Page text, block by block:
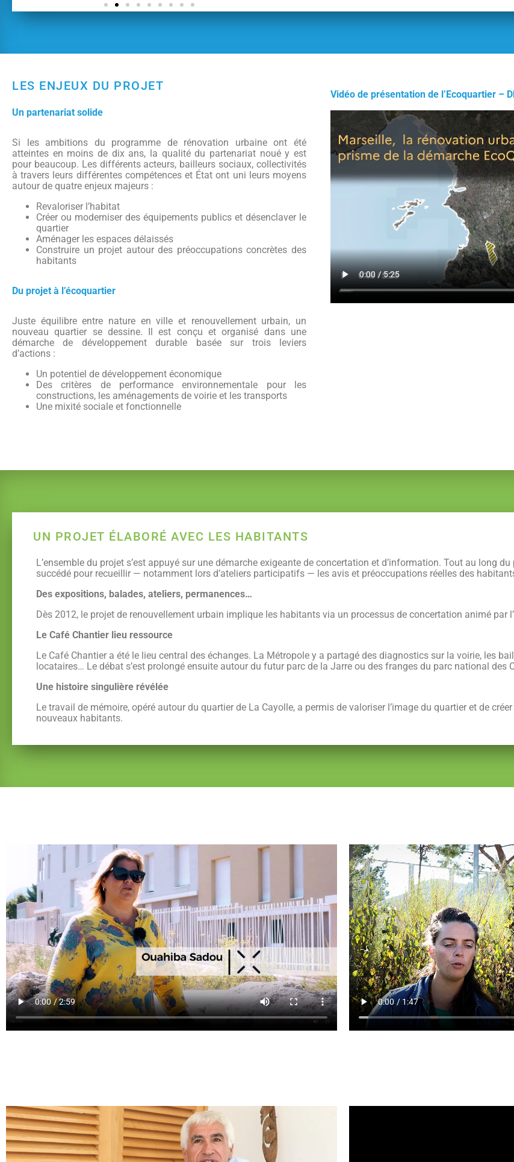
LES ENJEUX DU PROJET
Un partenariat solide
Si les ambitions du programme de rénovation urbaine ont été
atteintes en moins de dix ans, la qualité du partenariat noué y est
pour beaucoup. Les différents acteurs, bailleurs sociaux, collectivités
à travers leurs différentes compétences et État ont uni leurs moyens
autour de quatre enjeux majeurs :
Revaloriser l’habitat
Créer ou moderniser des équipements publics et désenclaver le
quartier
Aménager les espaces délaissés
Construire un projet autour des préoccupations concrètes des
habitants
Du projet à l’écoquartier
Juste équilibre entre nature en ville et renouvellement urbain, un
nouveau quartier se dessine. Il est conçu et organisé dans une
démarche de développement durable basée sur trois leviers
d’actions :
Un potentiel de développement économique
Des critères de performance environnementale pour les
constructions, les aménagements de voirie et les transports
Une mixité sociale et fonctionnelle
Vidéo de présentation de l’Ecoquartier –
UN PROJET ÉLABORÉ AVEC LES HABITANTS
L’ensemble du projet s’est appuyé sur une démarche exigeante de concertation et d’information. Tout au long
succédé pour recueillir — notamment lors d’ateliers participatifs — les avis et préoccupations réelles des
Des expositions, balades, ateliers, permanences…
Dès 2012, le projet de renouvellement urbain implique les habitants via un processus de concertation animé par
Le Café Chantier lieu ressource
Le Café Chantier a été le lieu central des échanges. La Métropole y a partagé des diagnostics sur la voirie, les
locataires… Le débat s’est prolongé ensuite autour du futur parc de la Jarre ou des franges du parc national des
Une histoire singulière révélée
Le travail de mémoire, opéré autour du quartier de La Cayolle, a permis de valoriser l’image du quartier et de
nouveaux habitants.